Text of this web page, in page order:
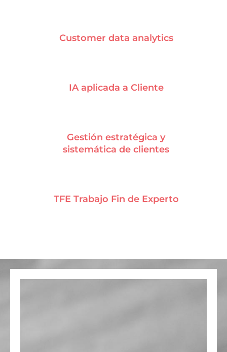
Customer data analytics
IA aplicada a Cliente
Gestión estratégica y
sistemática de clientes
TFE Trabajo Fin de Experto